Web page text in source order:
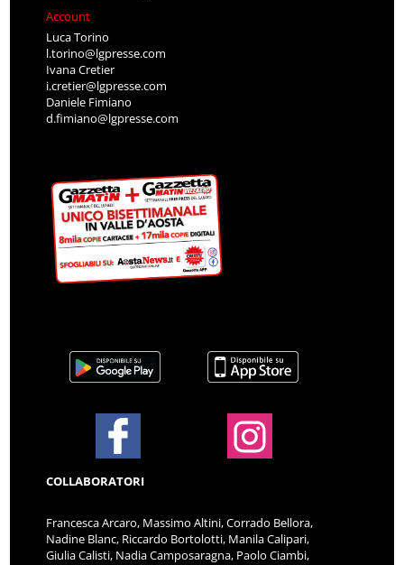
Account
Luca Torino
l.torino@lgpresse.com
Ivana Cretier
i.cretier@lgpresse.com
Daniele Fimiano
d.fimiano@lgpresse.com
COLLABORATORI
Francesca Arcaro, Massimo Altini, Corrado Bellora,
Nadine Blanc, Riccardo Bortolotti, Manila Calipari,
Giulia Calisti, Nadia Camposaragna, Paolo Ciambi,